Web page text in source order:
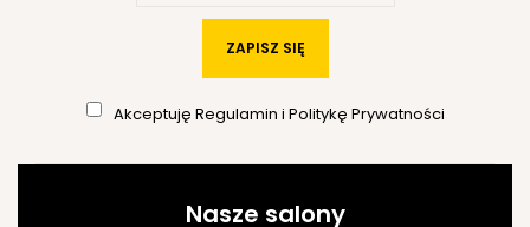
ZAPISZ SIĘ
Akceptuję Regulamin i Politykę Prywatności
Nasze salony